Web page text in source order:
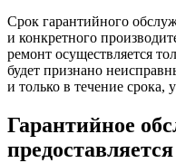
Срок гарантийного
и конкретного
ремонт осуществляется
будет признано
и только в течение срока,
Гарантийное